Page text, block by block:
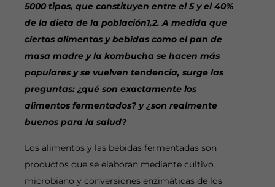
5000 tipos, que constituyen entre el 5 y el 40%
de la dieta de la población1,2. A medida que
ciertos alimentos y bebidas como el pan de
masa madre y la kombucha se hacen más
populares y se vuelven tendencia, surge las
preguntas: ¿qué son exactamente los
alimentos fermentados? y ¿son realmente
buenos para la salud?
Los alimentos y las bebidas fermentadas son
productos que se elaboran mediante cultivo
microbiano y conversiones enzimáticas de los